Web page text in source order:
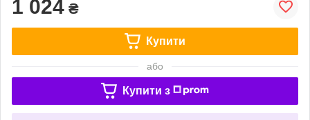
1 024 ₴
Купити
або
Купити з